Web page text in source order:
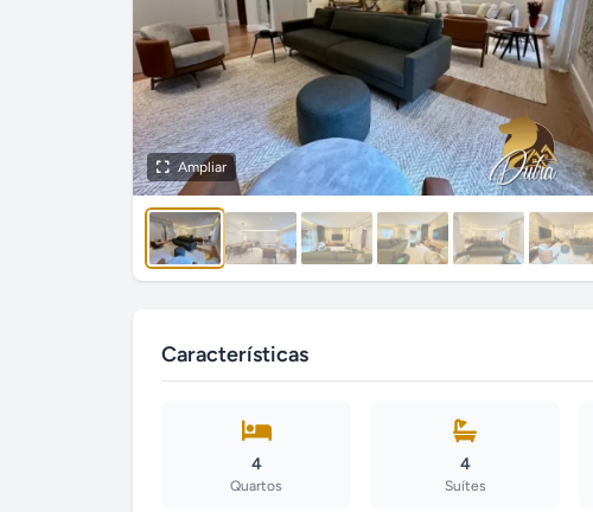
Ampliar
Características
4
Quartos
4
Suítes